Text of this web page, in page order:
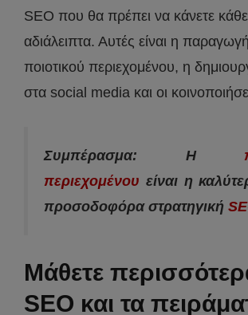
SEO που θα πρέπει να κάνετε
αδιάλειπτα. Αυτές είναι η
ποιοτικού περιεχομένου, η
στα social media και οι
Συμπέρασμα: Η
περιεχομένου είναι η
προσοδοφόρα στρατηγική
Μάθετε
SEO και τα